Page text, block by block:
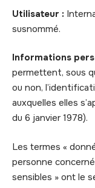
Utilisateur :
susnommé.
Informations
permettent, sous
ou non,
auxquelles elles
du 6 janvier 1978).
Les termes «
personne
sensibles » ont le